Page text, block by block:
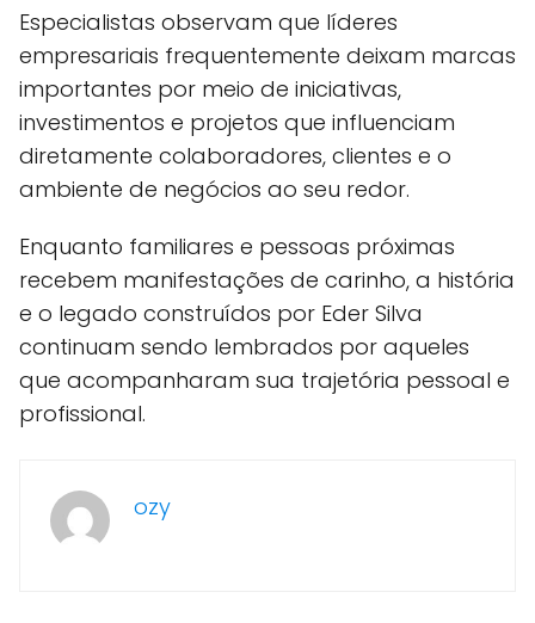
Especialistas observam que líderes
empresariais frequentemente deixam marcas
importantes por meio de iniciativas,
investimentos e projetos que influenciam
diretamente colaboradores, clientes e o
ambiente de negócios ao seu redor.
Enquanto familiares e pessoas próximas
recebem manifestações de carinho, a história
e o legado construídos por Eder Silva
continuam sendo lembrados por aqueles
que acompanharam sua trajetória pessoal e
profissional.
ozy